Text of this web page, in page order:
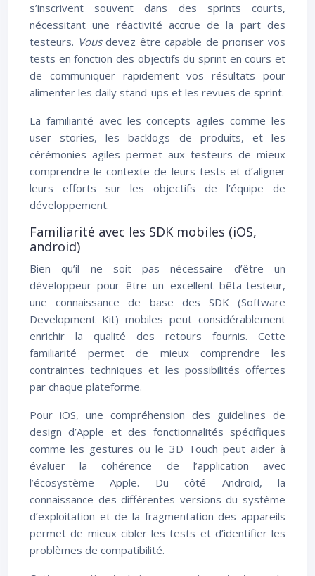
s’inscrivent souvent dans des sprints courts,
nécessitant une réactivité accrue de la part des
testeurs. Vousdevez être capable de prioriser vos
tests en fonction des objectifs du sprint en cours et
de communiquer rapidement vos résultats pour
alimenter les daily stand-ups et les revues de sprint.
La familiarité avec les concepts agiles comme les
user stories, les backlogs de produits, et les
cérémonies agiles permet aux testeurs de mieux
comprendre le contexte de leurs tests et d’aligner
leurs efforts sur les objectifs de l’équipe de
développement.
Familiarité avec les SDK mobiles (iOS,
android)
Bien qu’il ne soit pas nécessaire d’être un
développeur pour être un excellent bêta-testeur,
une connaissance de base des SDK (Software
Development Kit) mobiles peut considérablement
enrichir la qualité des retours fournis. Cette
familiarité permet de mieux comprendre les
contraintes techniques et les possibilités offertes
par chaque plateforme.
Pour iOS, une compréhension des guidelines de
design d’Apple et des fonctionnalités spécifiques
comme les gestures ou le 3D Touch peut aider à
évaluer la cohérence de l’application avec
l’écosystème Apple. Du côté Android, la
connaissance des différentes versions du système
d’exploitation et de la fragmentation des appareils
permet de mieux cibler les tests et d’identifier les
problèmes de compatibilité.